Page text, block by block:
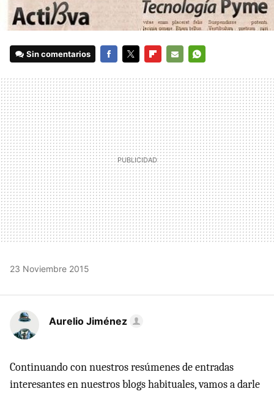
Sin comentarios
MAIL
23 Noviembre 2015
Aurelio Jiménez
Continuando con nuestros resúmenes de entradas
interesantes en nuestros blogs habituales, vamos a darle